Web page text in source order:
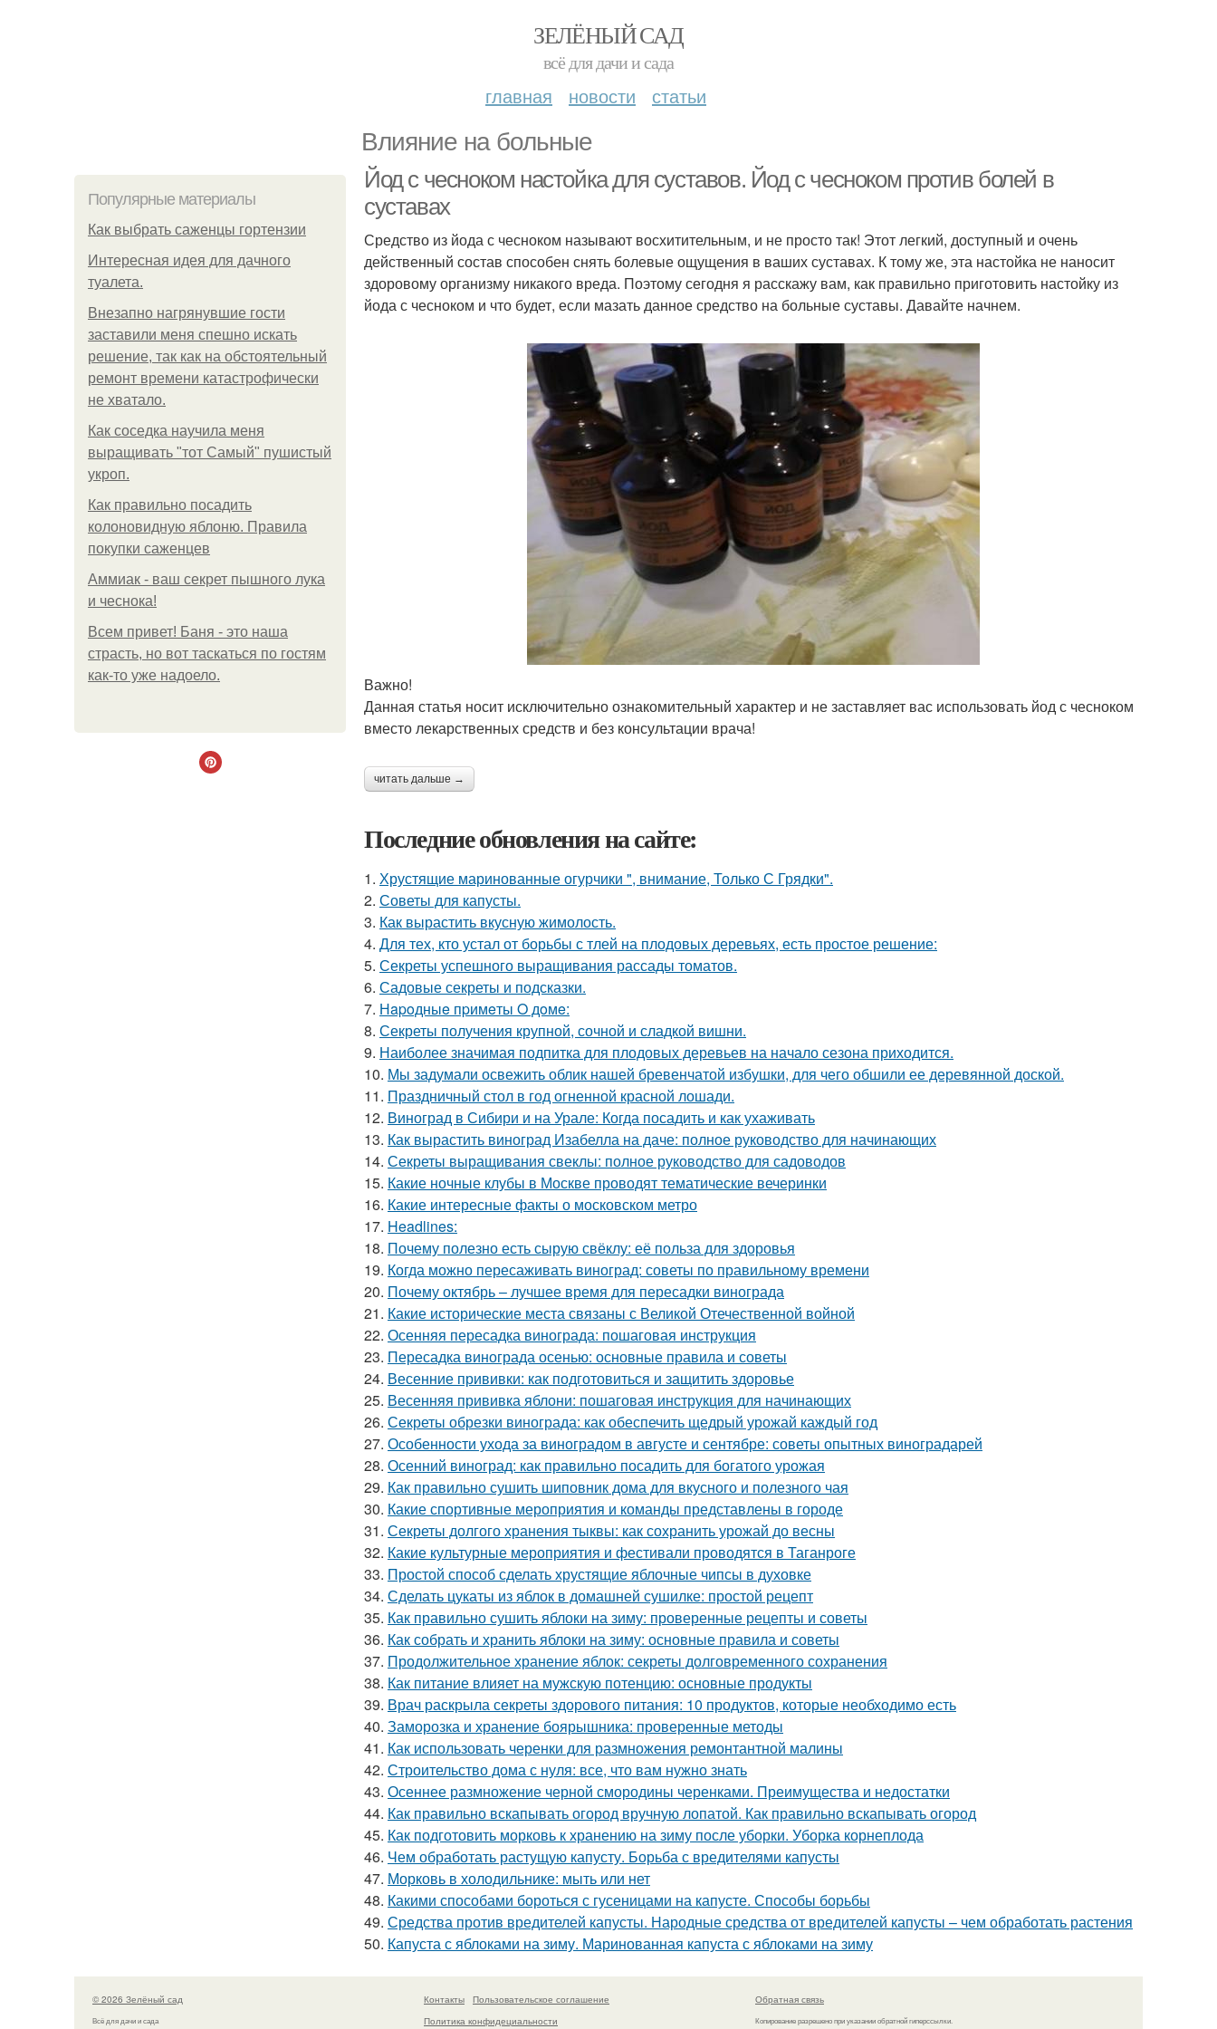
ЗЕЛЁНЫЙ САД
всё для дачи и сада
главная новости статьи
Влияние на больные
Популярные материалы
Как выбрать саженцы гортензии
Интересная идея для дачного
туалета.
Внезапно нагрянувшие гости
заставили меня спешно искать
решение, так как на обстоятельный
ремонт времени катастрофически
не хватало.
Как соседка научила меня
выращивать "тот Самый" пушистый
укроп.
Как правильно посадить
колоновидную яблоню. Правила
покупки саженцев
Аммиак - ваш секрет пышного лука
и чеснока!
Всем привет! Баня - это наша
страсть, но вот таскаться по гостям
как-то уже надоело.
Йод с чесноком настойка для суставов. Йод с чесноком против болей в
суставах
Средство из йода с чесноком называют восхитительным, и не просто так! Этот легкий, доступный и очень
действенный состав способен снять болевые ощущения в ваших суставах. К тому же, эта настойка не наносит
здоровому организму никакого вреда. Поэтому сегодня я расскажу вам, как правильно приготовить настойку из
йода с чесноком и что будет, если мазать данное средство на больные суставы. Давайте начнем.
Важно!
Данная статья носит исключительно ознакомительный характер и не заставляет вас использовать йод с чесноком
вместо лекарственных средств и без консультации врача!
читать дальше →
Последние обновления на сайте:
1. Хрустящие маринованные огурчики ", внимание, Только С Грядки".
2. Советы для капусты.
3. Как вырастить вкусную жимолость.
4. Для тех, кто устал от борьбы с тлей на плодовых деревьях, есть простое решение:
5. Секреты успешного выращивания рассады томатов.
6. Садовые секреты и подсказки.
7. Нapoдныe пpимeты O дoмe:
8. Секреты получения крупной, сочной и сладкой вишни.
9. Наиболее значимая подпитка для плодовых деревьев на начало сезона приходится.
10. Мы задумали освежить облик нашей бревенчатой избушки, для чего обшили ее деревянной доской.
11. Праздничный стол в год огненной красной лошади.
12. Виноград в Сибири и на Урале: Когда посадить и как ухаживать
13. Как вырастить виноград Изабелла на даче: полное руководство для начинающих
14. Секреты выращивания свеклы: полное руководство для садоводов
15. Какие ночные клубы в Москве проводят тематические вечеринки
16. Какие интересные факты о московском метро
17. Headlines:
18. Почему полезно есть сырую свёклу: её польза для здоровья
19. Когда можно пересаживать виноград: советы по правильному времени
20. Почему октябрь – лучшее время для пересадки винограда
21. Какие исторические места связаны с Великой Отечественной войной
22. Осенняя пересадка винограда: пошаговая инструкция
23. Пересадка винограда осенью: основные правила и советы
24. Весенние прививки: как подготовиться и защитить здоровье
25. Весенняя прививка яблони: пошаговая инструкция для начинающих
26. Секреты обрезки винограда: как обеспечить щедрый урожай каждый год
27. Особенности ухода за виноградом в августе и сентябре: советы опытных виноградарей
28. Осенний виноград: как правильно посадить для богатого урожая
29. Как правильно сушить шиповник дома для вкусного и полезного чая
30. Какие спортивные мероприятия и команды представлены в городе
31. Секреты долгого хранения тыквы: как сохранить урожай до весны
32. Какие культурные мероприятия и фестивали проводятся в Таганроге
33. Простой способ сделать хрустящие яблочные чипсы в духовке
34. Сделать цукаты из яблок в домашней сушилке: простой рецепт
35. Как правильно сушить яблоки на зиму: проверенные рецепты и советы
36. Как собрать и хранить яблоки на зиму: основные правила и советы
37. Продолжительное хранение яблок: секреты долговременного сохранения
38. Как питание влияет на мужскую потенцию: основные продукты
39. Врач раскрыла секреты здорового питания: 10 продуктов, которые необходимо есть
40. Заморозка и хранение боярышника: проверенные методы
41. Как использовать черенки для размножения ремонтантной малины
42. Строительство дома с нуля: все, что вам нужно знать
43. Осеннее размножение черной смородины черенками. Преимущества и недостатки
44. Как правильно вскапывать огород вручную лопатой. Как правильно вскапывать огород
45. Как подготовить морковь к хранению на зиму после уборки. Уборка корнеплода
46. Чем обработать растущую капусту. Борьба с вредителями капусты
47. Морковь в холодильнике: мыть или нет
48. Какими способами бороться с гусеницами на капусте. Способы борьбы
49. Средства против вредителей капусты. Народные средства от вредителей капусты – чем обработать растения
50. Капуста с яблоками на зиму. Маринованная капуста с яблоками на зиму
© 2026 Зелёный сад
Всё для дачи и сада
Контакты
Пользовательское соглашение
Политика конфидециальности
Обратная связь
Копирование разрешено при указании обратной гиперссылки.